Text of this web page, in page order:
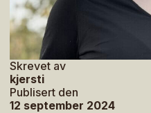
Skrevet av
kjersti
Publisert den
12 september 2024